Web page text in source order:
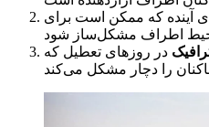
آینده که ممکن است برای
در روزهای تعطیل که